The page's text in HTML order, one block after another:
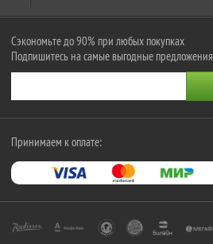
Сэкономьте до 90% при любых покупках
Подпишитесь на самые выгодные предложения
Принимаем к оплате: